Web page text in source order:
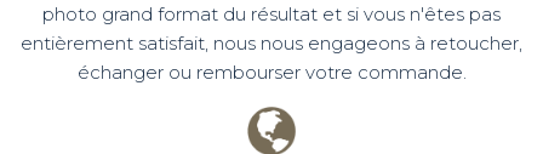
photo grand format du résultat et si vous n'êtes pas
entièrement satisfait, nous nous engageons à retoucher,
échanger ou rembourser votre commande.